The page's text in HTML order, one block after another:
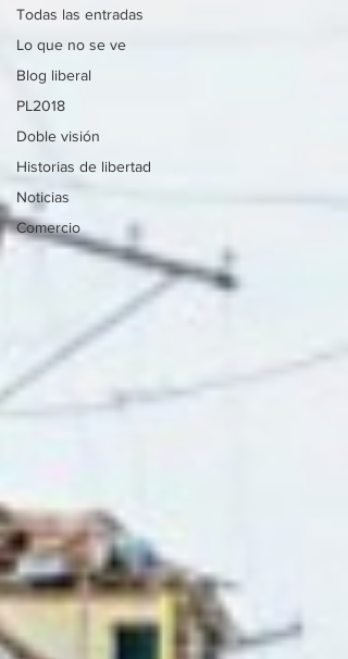
Todas las entradas
Lo que no se ve
Blog liberal
PL2018
Doble visión
Historias de libertad
Noticias
Comercio